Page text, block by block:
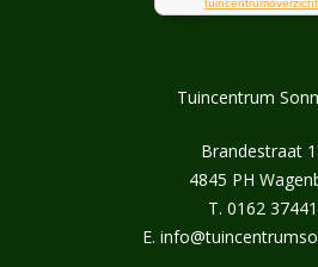
Tuincentrum
Brandestraat
4845 PH
T. 0162
E.